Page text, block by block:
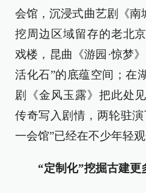
会馆，沉浸式曲艺剧《南
挖周边区域留存的老北
戏楼，昆曲《游园·惊梦
活化石”的底蕴空间；在
剧《金风玉露》把此处
传奇写入剧情，两轮驻
一会馆”已经在不少年轻
“定制化”挖掘古建更